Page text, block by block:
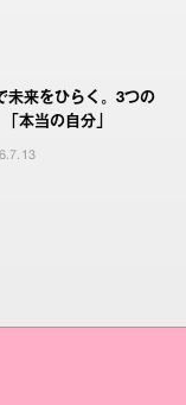
未来をひらく。3つの
本当の自分」